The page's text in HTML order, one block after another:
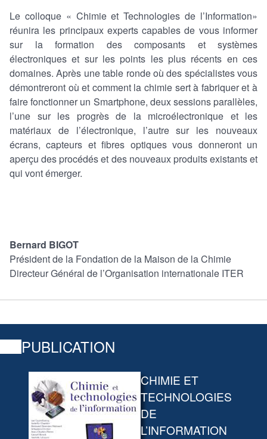
Le colloque « Chimie et Technologies de l’Information»
réunira les principaux experts capables de vous informer
sur la formation des composants et systèmes
électroniques et sur les points les plus récents en ces
domaines. Après une table ronde où des spécialistes vous
démontreront où et comment la chimie sert à fabriquer et à
faire fonctionner un Smartphone, deux sessions parallèles,
l’une sur les progrès de la microélectronique et les
matériaux de l’électronique, l’autre sur les nouveaux
écrans, capteurs et fibres optiques vous donneront un
aperçu des procédés et des nouveaux produits existants et
qui vont émerger.
Bernard BIGOT
Président de la Fondation de la Maison de la Chimie
Directeur Général de l’Organisation internationale ITER
PUBLICATION
CHIMIE ET
TECHNOLOGIES
DE
L’INFORMATION